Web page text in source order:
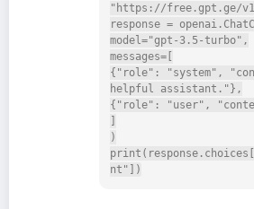
"https://free.gpt.ge/
response =
model="gpt-3.5-turbo",
messages=[
{"role": "system",
helpful assistant."},
{"role": "user",
)